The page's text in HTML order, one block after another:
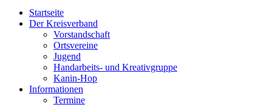
Startseite
Der Kreisverband
Vorstandschaft
Ortsvereine
Jugend
Handarbeits- und Kreativgruppe
Kanin-Hop
Informationen
Termine